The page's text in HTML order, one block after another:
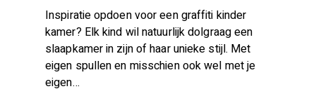
Inspiratie opdoen voor een graffiti kinder
kamer? Elk kind wil natuurlijk dolgraag een
slaapkamer in zijn of haar unieke stijl. Met
eigen spullen en misschien ook wel met je
eigen…